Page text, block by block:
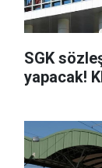
SGK
yapacak!